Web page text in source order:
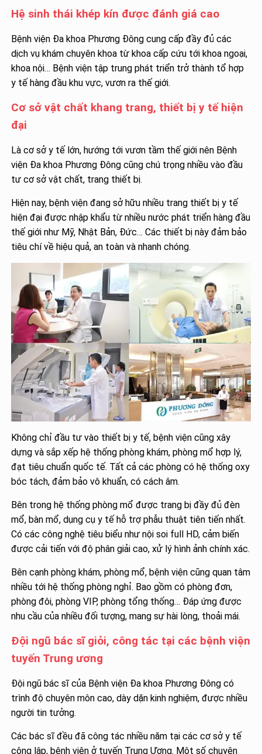
Hệ sinh thái khép kín được đánh giá cao
Bệnh viện Đa khoa Phương Đông cung cấp đầy đủ các
dịch vụ khám chuyên khoa từ khoa cấp cứu tới khoa ngoại,
khoa nội… Bệnh viện tập trung phát triển trở thành tổ hợp
y tế hàng đầu khu vực, vươn ra thế giới.
Cơ sở vật chất khang trang, thiết bị y tế hiện
đại
Là cơ sở y tế lớn, hướng tới vươn tầm thế giới nên Bệnh
viện Đa khoa Phương Đông cũng chú trọng nhiều vào đầu
tư cơ sở vật chất, trang thiết bị.
Hiện nay, bệnh viện đang sở hữu nhiều trang thiết bị y tế
hiện đại được nhập khẩu từ nhiều nước phát triển hàng đầu
thế giới như Mỹ, Nhật Bản, Đức… Các thiết bị này đảm bảo
tiêu chí về hiệu quả, an toàn và nhanh chóng.
Không chỉ đầu tư vào thiết bị y tế, bệnh viện cũng xây
dựng và sắp xếp hệ thống phòng khám, phòng mổ hợp lý,
đạt tiêu chuẩn quốc tế. Tất cả các phòng có hệ thống oxy
bóc tách, đảm bảo vô khuẩn, có cách âm.
Bên trong hệ thống phòng mổ được trang bị đầy đủ đèn
mổ, bàn mổ, dụng cụ y tế hỗ trợ phẫu thuật tiên tiến nhất.
Có các công nghệ tiêu biểu như nội soi full HD, cảm biến
được cải tiến với độ phân giải cao, xử lý hình ảnh chính xác.
Bên cạnh phòng khám, phòng mổ, bệnh viện cũng quan tâm
nhiều tới hệ thống phòng nghỉ. Bao gồm có phòng đơn,
phòng đôi, phòng VIP, phòng tổng thống… Đáp ứng được
nhu cầu của nhiều đối tượng, mang sự hài lòng, thoải mái.
Đội ngũ bác sĩ giỏi, công tác tại các bệnh viện
tuyến Trung ương
Đội ngũ bác sĩ của Bệnh viện Đa khoa Phương Đông có
trình độ chuyên môn cao, dày dặn kinh nghiệm, được nhiều
người tin tưởng.
Các bác sĩ đều đã công tác nhiều năm tại các cơ sở y tế
công lập, bệnh viện ở tuyến Trung Ương. Một số chuyên